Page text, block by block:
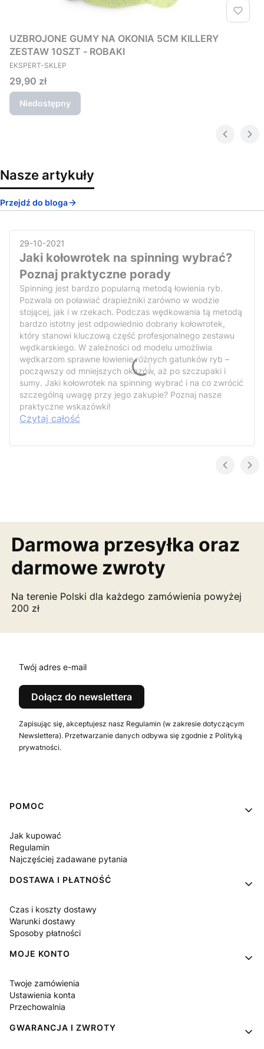
UZBROJONE GUMY NA OKONIA 5CM KILLERY
ZESTAW 10SZT - ROBAKI
PRODUCENT
EKSPERT-SKLEP
Cena
29,90 zł
Niedostępny
Nasze artykuły
Przejdź do bloga
29-10-2021
Jaki kołowrotek na spinning wybrać?
Poznaj praktyczne porady
Spinning jest bardzo popularną metodą łowienia ryb.
Pozwala on poławiać drapieżniki zarówno w wodzie
stojącej, jak i w rzekach. Podczas wędkowania tą metodą
bardzo istotny jest odpowiednio dobrany kołowrotek,
który stanowi kluczową część profesjonalnego zestawu
wędkarskiego. W zależności od modelu umożliwia
wędkarzom sprawne łowienie różnych gatunków ryb –
począwszy od mniejszych okazów, aż po szczupaki i
sumy. Jaki kołowrotek na spinning wybrać i na co zwrócić
szczególną uwagę przy jego zakupie? Poznaj nasze
praktyczne wskazówki!
Czytaj całość
Darmowa przesyłka oraz
darmowe zwroty
Na terenie Polski dla każdego zamówienia powyżej
200 zł
Twój adres e-mail
Dołącz do newslettera
Zapisując się, akceptujesz nasz Regulamin (w zakresie dotyczącym
Newslettera). Przetwarzanie danych odbywa się zgodnie z Polityką
prywatności.
Linki w stopce
POMOC
Jak kupować
Regulamin
Najczęściej zadawane pytania
DOSTAWA I PŁATNOŚĆ
Czas i koszty dostawy
Warunki dostawy
Sposoby płatności
MOJE KONTO
Twoje zamówienia
Ustawienia konta
Przechowalnia
GWARANCJA I ZWROTY